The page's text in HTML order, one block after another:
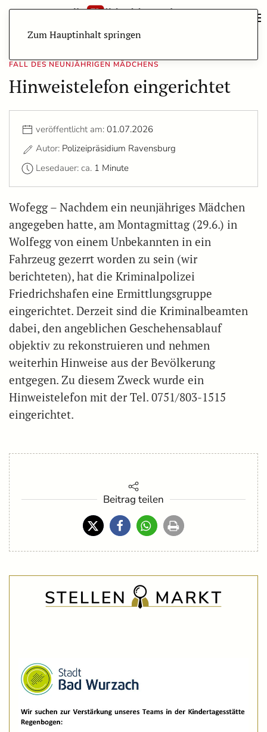
Zum Hauptinhalt springen
FALL DES NEUNJÄHRIGEN MÄDCHENS
Hinweistelefon eingerichtet
veröffentlicht am: 01.07.2026
Autor: Polizeipräsidium Ravensburg
Lesedauer: ca. 1 Minute
Wofegg – Nachdem ein neunjähriges Mädchen
angegeben hatte, am Montagmittag (29.6.) in
Wolfegg von einem Unbekannten in ein
Fahrzeug gezerrt worden zu sein (wir
berichteten), hat die Kriminalpolizei
Friedrichshafen eine Ermittlungsgruppe
eingerichtet. Derzeit sind die Kriminalbeamten
dabei, den angeblichen Geschehensablauf
objektiv zu rekonstruieren und nehmen
weiterhin Hinweise aus der Bevölkerung
entgegen. Zu diesem Zweck wurde ein
Hinweistelefon mit der Tel. 0751/803-1515
eingerichtet.
Beitrag teilen